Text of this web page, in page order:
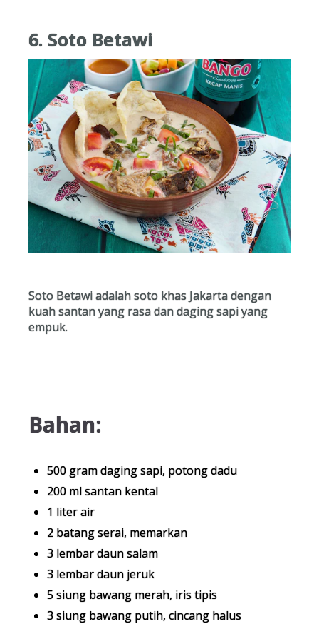
6. Soto Betawi
Soto Betawi adalah soto khas Jakarta dengan
kuah santan yang rasa dan daging sapi yang
empuk.
Bahan:
500 gram daging sapi, potong dadu
200 ml santan kental
1 liter air
2 batang serai, memarkan
3 lembar daun salam
3 lembar daun jeruk
5 siung bawang merah, iris tipis
3 siung bawang putih, cincang halus